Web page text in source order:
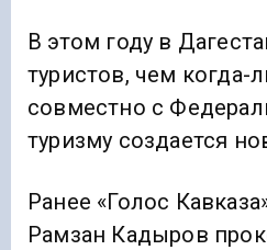
В этом году в
туристов, чем когда-
совместно с
туризму создается
Ранее «Голос
Рамзан Кадыров